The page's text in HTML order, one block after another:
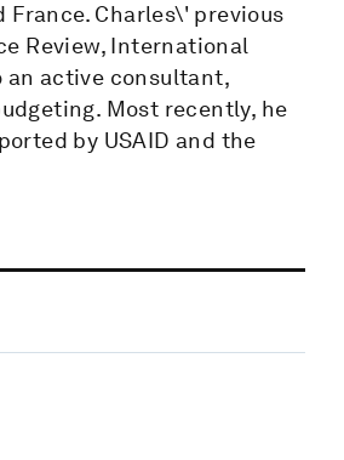
Charles\' previous
Review, International
an active consultant,
Most recently, he
by USAID and the